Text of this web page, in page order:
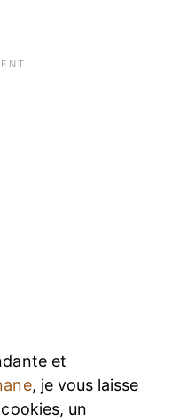
et
, je vous laisse
un